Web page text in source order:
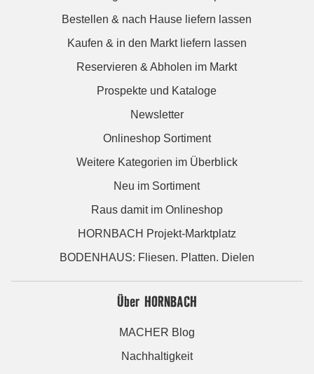
Bestellen & nach Hause liefern lassen
Kaufen & in den Markt liefern lassen
Reservieren & Abholen im Markt
Prospekte und Kataloge
Newsletter
Onlineshop Sortiment
Weitere Kategorien im Überblick
Neu im Sortiment
Raus damit im Onlineshop
HORNBACH Projekt-Marktplatz
BODENHAUS: Fliesen. Platten. Dielen
Über HORNBACH
MACHER Blog
Nachhaltigkeit